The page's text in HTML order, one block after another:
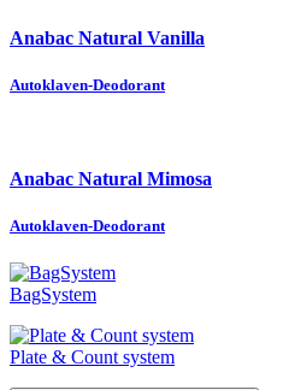
Anabac Natural Vanilla
Autoklaven-Deodorant
Anabac Natural Mimosa
Autoklaven-Deodorant
BagSystem
Plate & Count system